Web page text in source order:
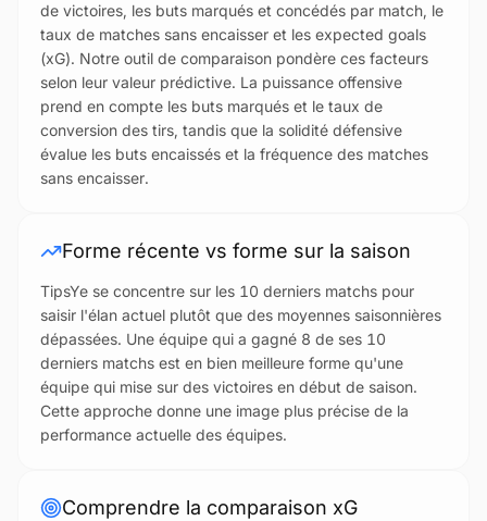
de victoires, les buts marqués et concédés par match, le
taux de matches sans encaisser et les expected goals
(xG). Notre outil de comparaison pondère ces facteurs
selon leur valeur prédictive. La puissance offensive
prend en compte les buts marqués et le taux de
conversion des tirs, tandis que la solidité défensive
évalue les buts encaissés et la fréquence des matches
sans encaisser.
Forme récente vs forme sur la saison
TipsYe se concentre sur les 10 derniers matchs pour
saisir l'élan actuel plutôt que des moyennes saisonnières
dépassées. Une équipe qui a gagné 8 de ses 10
derniers matchs est en bien meilleure forme qu'une
équipe qui mise sur des victoires en début de saison.
Cette approche donne une image plus précise de la
performance actuelle des équipes.
Comprendre la comparaison xG